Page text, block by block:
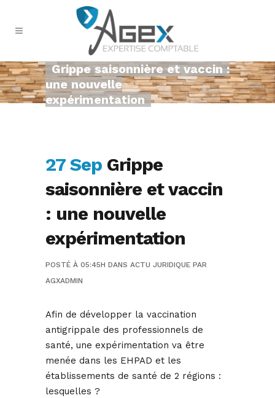
Grippe saisonnière et vaccin :
une nouvelle
expérimentation
27 Sep Grippe
saisonnière et vaccin
: une nouvelle
expérimentation
POSTÉ À 05:45H DANS ACTU JURIDIQUE PAR
AGXADMIN
Afin de développer la vaccination
antigrippale des professionnels de
santé, une expérimentation va être
menée dans les EHPAD et les
établissements de santé de 2 régions :
lesquelles ?